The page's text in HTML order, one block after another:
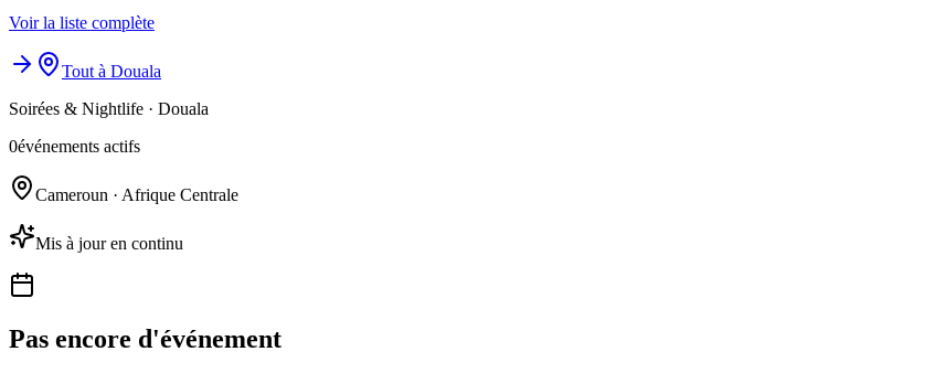
Voir la liste complète
Tout à Douala
Soirées & Nightlife · Douala
0événements actifs
Cameroun · Afrique Centrale
Mis à jour en continu
Pas encore d'événement